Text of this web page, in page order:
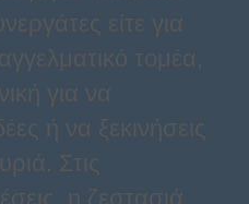
είτε για
τομέα,
για να
ή να ξεκινήσεις
Στις
η ζεστασιά